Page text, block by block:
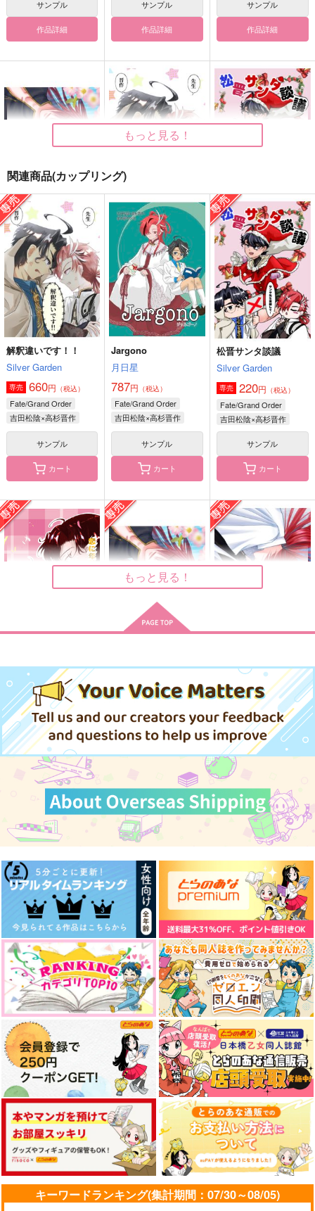
サンプル
作品詳細
サンプル
作品詳細
サンプル
作品詳細
浸して溺れる
海響
724円（税込）
吉田松陰×高杉晋作
サンプル
作品詳細
解釈違いです！！
Silver Garden
660円（税込）
吉田松陰×高杉晋作
サンプル
作品詳細
松晋サンタ談議
Silver Garden
220円（税込）
吉田松陰×高杉晋作
サンプル
作品詳細
恋に年齢なんて関係な
い！リバース
Silver Garden
550円（税込）
松晋サンタ談義
Silver Garden
220円（税込）
吉田松陰×高杉晋作
作品詳細
虎鶫の泥遊び
海月letter
1,100円（税込）
吉田松陰×高杉晋作
いっぱい笑うキミが好
き！
シナノガワ
787円（税込）
高杉晋作×ぐだ子
サンプル
作品詳細
超鋼奇動！アラハバ
キ！
Owen
787円（税込）
高杉晋作
サンプル
作品詳細
FGOアンブレラマー
カー(ガラス風)●高杉
629円（税込）
サンプル
作品詳細
フェイトピピック 日
本儒学史と吉田松陰
ねいばーず
1,887円（税込）
吉田松陰
サンプル
狂人死すべし1
A5
715円（税込）
吉田松陰
サンプル
来たるべき折まで
トキジク
572円（税込）
森長可×高杉晋作
サンプル
もっと見る！
関連商品(カップリング)
解釈違いです！！
Silver Garden
専売 660円 （税込）
Fate/Grand Order
吉田松陰×高杉晋作
サンプル
カート
Jargono
月日星
787円 （税込）
Fate/Grand Order
吉田松陰×高杉晋作
サンプル
カート
松晋サンタ談議
Silver Garden
専売 220円 （税込）
Fate/Grand Order
吉田松陰×高杉晋作
サンプル
カート
い！リバース
Silver Garden
専売 550 円（税込）
Fate/Grand Order
吉田松陰×高杉晋作
サンプル
カート
海響
専売 724円（税込）
吉田松陰×高杉晋作
サンプル
専売 865円（税込）
Fate/Grand Order
吉田松陰×高杉晋作
サンプル
あまい支配
Giselle
専売 1,100円（税込）
Fate/Grand Order
吉田松陰×高杉晋作
サンプル
カート
松晋サンタ談義
Silver Garden
専売 220円（税込）
Fate/Grand Order
吉田松陰×高杉晋作
サンプル
カート
もっと見る！
キーワードランキング(集計期間：07/30～08/05)